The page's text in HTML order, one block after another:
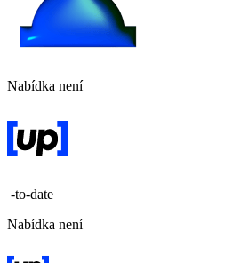
Nabídka není
-to-date
Nabídka není